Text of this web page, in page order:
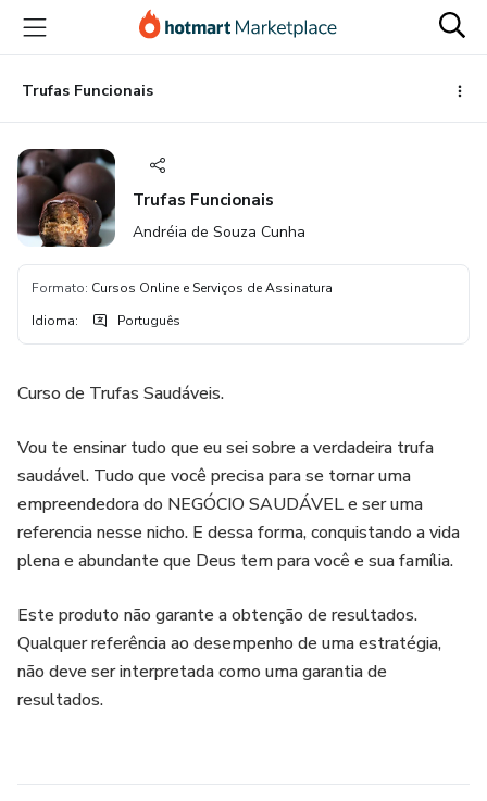
para
conteúdo
principal
para
pagamento
para
rodapé
Trufas Funcionais
Trufas Funcionais
Andréia de Souza Cunha
Formato: Cursos Online e Serviços de Assinatura
Idioma: Português
Curso de Trufas Saudáveis.
Vou te ensinar tudo que eu sei sobre a verdadeira trufa
saudável. Tudo que você precisa para se tornar uma
empreendedora do NEGÓCIO SAUDÁVEL e ser uma
referencia nesse nicho. E dessa forma, conquistando a vida
plena e abundante que Deus tem para você e sua família.
Este produto não garante a obtenção de resultados.
Qualquer referência ao desempenho de uma estratégia,
não deve ser interpretada como uma garantia de
resultados.